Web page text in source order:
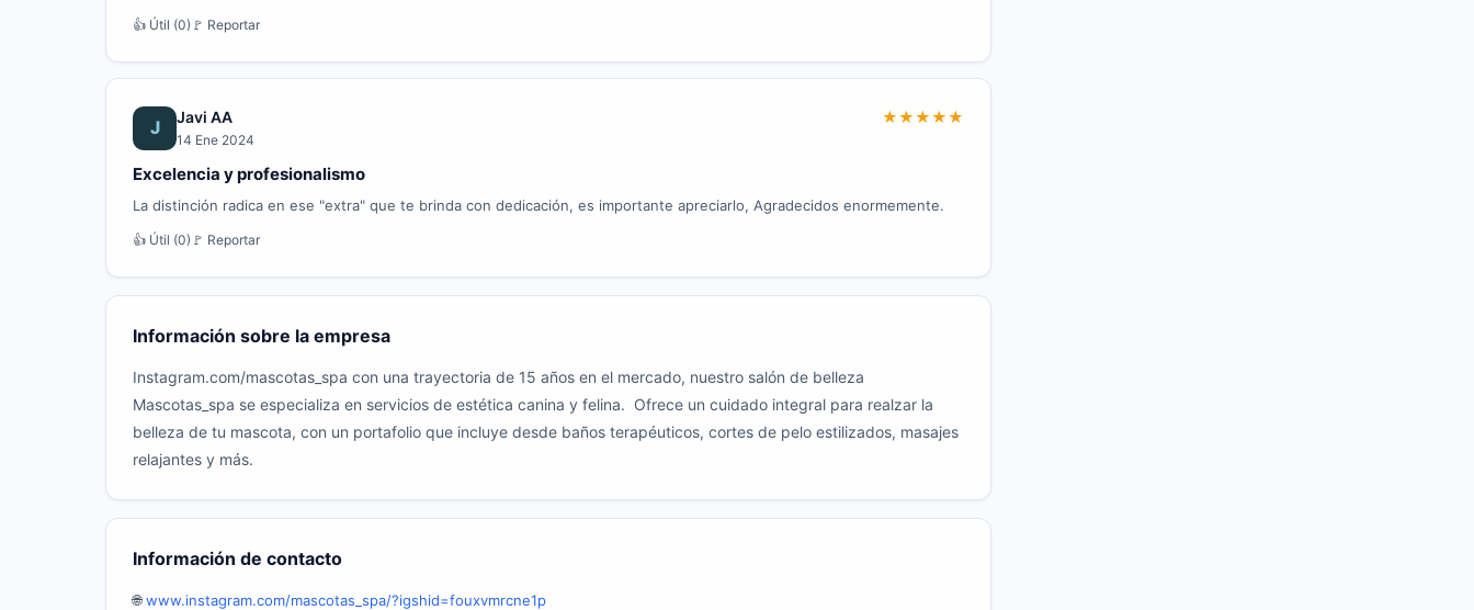
👍 Útil (0) 🚩 Reportar
J Javi AA
14 Ene 2024
★★★★★
Excelencia y profesionalismo
La distinción radica en ese "extra" que te brinda con dedicación, es importante apreciarlo, Agradecidos enormemente.
👍 Útil (0) 🚩 Reportar
Información sobre la empresa
Instagram.com/mascotas_spa con una trayectoria de 15 años en el mercado, nuestro salón de belleza
Mascotas_spa se especializa en servicios de estética canina y felina. Ofrece un cuidado integral para realzar la
belleza de tu mascota, con un portafolio que incluye desde baños terapéuticos, cortes de pelo estilizados, masajes
relajantes y más.
Información de contacto
🌐www.instagram.com/mascotas_spa/?igshid=fouxvmrcne1p